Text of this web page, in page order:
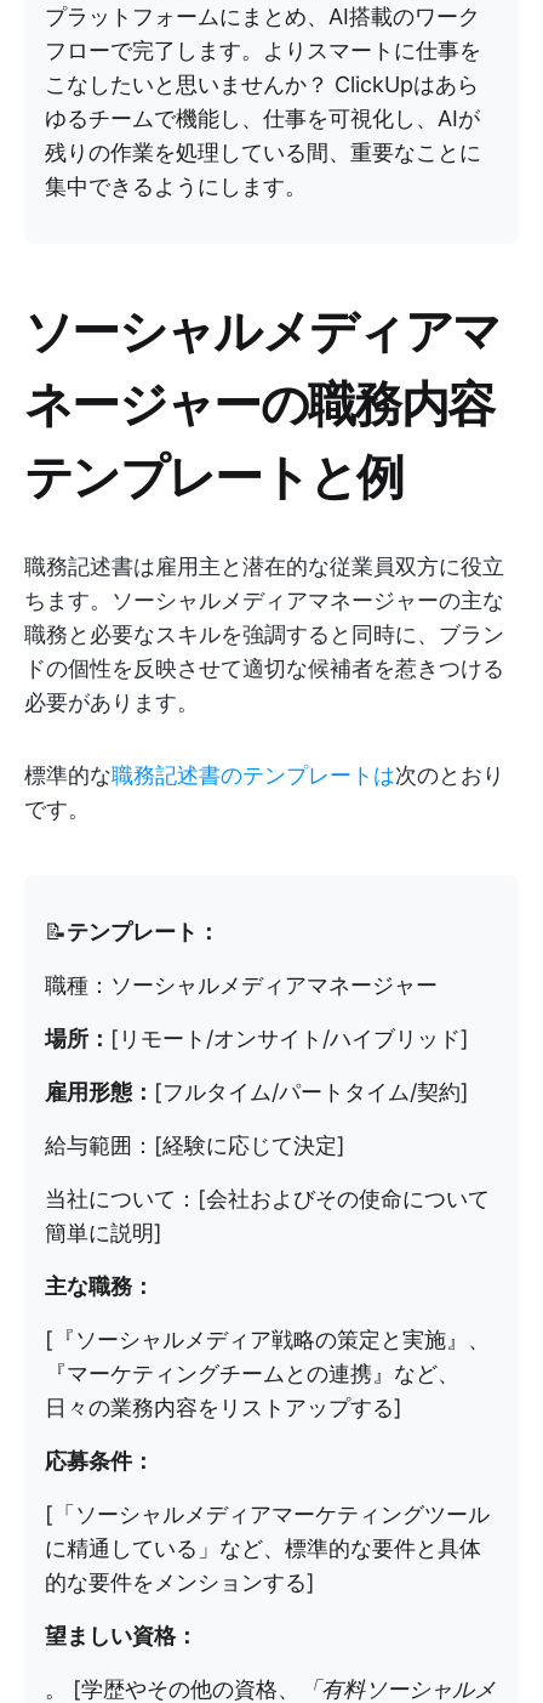
プラットフォームにまとめ、AI搭載のワーク
フローで完了します。よりスマートに仕事を
こなしたいと思いませんか？ ClickUpはあら
ゆるチームで機能し、仕事を可視化し、AIが
残りの作業を処理している間、重要なことに
集中できるようにします。
ソーシャルメディアマ
ネージャーの職務内容
テンプレートと例
職務記述書は雇用主と潜在的な従業員双方に役立
ちます。ソーシャルメディアマネージャーの主な
職務と必要なスキルを強調すると同時に、ブラン
ドの個性を反映させて適切な候補者を惹きつける
必要があります。
標準的な職務記述書のテンプレートは次のとおり
です。
📝テンプレート：
職種：ソーシャルメディアマネージャー
場所： [リモート/オンサイト/ハイブリッド]
雇用形態： [フルタイム/パートタイム/契約]
給与範囲：[経験に応じて決定]
当社について： [会社およびその使命について
簡単に説明]
主な職務：
[『ソーシャルメディア戦略の策定と実施』、
『マーケティングチームとの連携』など、
日々の業務内容をリストアップする]
応募条件：
[「ソーシャルメディアマーケティングツール
に精通している」など、標準的な要件と具体
的な要件をメンションする]
望ましい資格：
。 [学歴やその他の資格、
「有料ソーシャルメ